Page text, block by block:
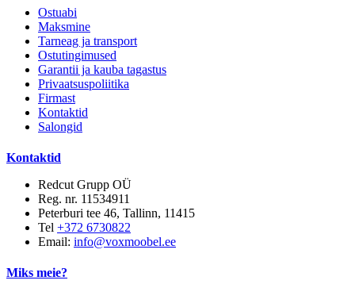
Ostuabi
Maksmine
Tarneag ja transport
Ostutingimused
Garantii ja kauba tagastus
Privaatsuspoliitika
Firmast
Kontaktid
Salongid
Kontaktid
Redcut Grupp OÜ
Reg. nr. 11534911
Peterburi tee 46, Tallinn, 11415
Tel +372 6730822
Email: info@voxmoobel.ee
Miks meie?